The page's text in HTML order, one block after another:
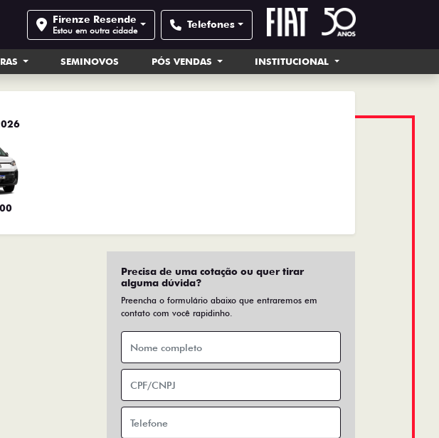
Firenze Resende
Estou em outra cidade Telefones
SEMINOVOS PÓS VENDAS INSTITUCIONAL
Precisa de uma cotação ou quer tirar
alguma dúvida?
Preencha o formulário abaixo que entraremos em
contato com você rapidinho.